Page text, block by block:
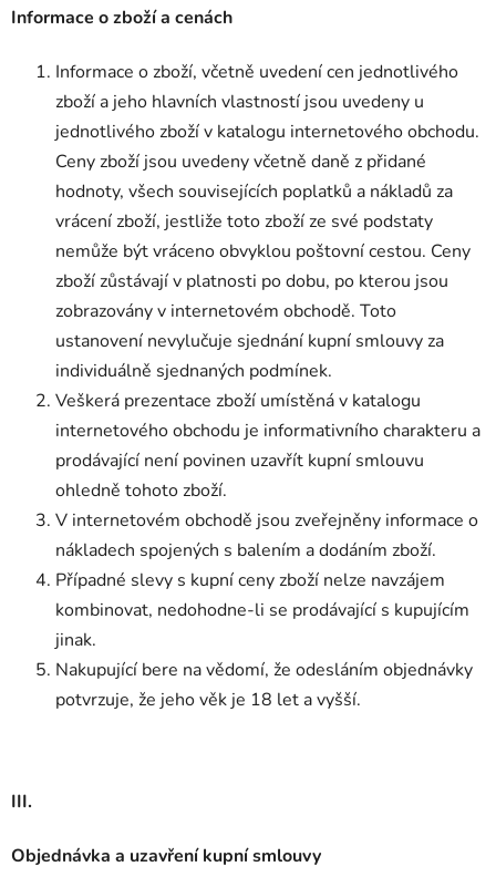
Informace o zboží a cenách
Informace o zboží, včetně uvedení cen jednotlivého
zboží a jeho hlavních vlastností jsou uvedeny u
jednotlivého zboží v katalogu internetového obchodu.
Ceny zboží jsou uvedeny včetně daně z přidané
hodnoty, všech souvisejících poplatků a nákladů za
vrácení zboží, jestliže toto zboží ze své podstaty
nemůže být vráceno obvyklou poštovní cestou. Ceny
zboží zůstávají v platnosti po dobu, po kterou jsou
zobrazovány v internetovém obchodě. Toto
ustanovení nevylučuje sjednání kupní smlouvy za
individuálně sjednaných podmínek.
Veškerá prezentace zboží umístěná v katalogu
internetového obchodu je informativního charakteru a
prodávající není povinen uzavřít kupní smlouvu
ohledně tohoto zboží.
V internetovém obchodě jsou zveřejněny informace o
nákladech spojených s balením a dodáním zboží.
Případné slevy s kupní ceny zboží nelze navzájem
kombinovat, nedohodne-li se prodávající s kupujícím
jinak.
Nakupující bere na vědomí, že odesláním objednávky
potvrzuje, že jeho věk je 18 let a vyšší.
III.
Objednávka a uzavření kupní smlouvy